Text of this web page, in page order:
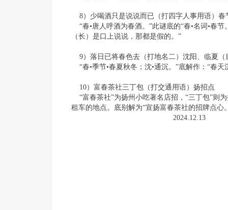
8）少喝酒只是说说而已（打四字人事用语）春
“春•唐人呼酒为春酒。”此谜底的“春•名词•春
（长）是口上说说，那都是假的。”
9）落日已将春色去（打地名二）沈阳、临夏（
“春•季节•春夏秋冬；沈•通沉。”底解作：“春
10）富春茶社三丁包（打交通用语）扬招点
“富春茶社”为扬州小吃著名店招，“三丁包”则
租车的地点。底别解为“宣扬富春茶社的招牌点心
2024.12.13